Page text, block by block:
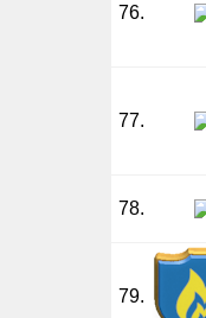
76.
77.
78.
79.